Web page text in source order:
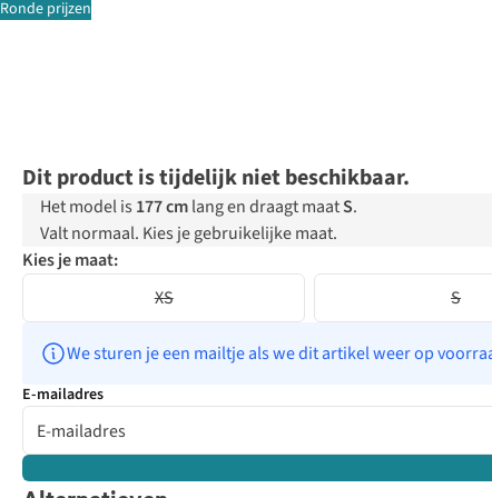
Ronde prijzen
Dit product is tijdelijk niet beschikbaar.
Het model is 177 cmlang en draagt maatS.
Valt normaal. Kies je gebruikelijke maat.
Kies je maat:
XS
S
We sturen je een mailtje als we dit artikel weer op
E-mailadres